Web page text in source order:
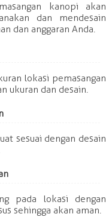
kanopi akan
dan mendesain
dan anggaran Anda.
lokasi pemasangan
ukuran dan desain.
sesuai dengan desain
pada lokasi dengan
sehingga akan aman.